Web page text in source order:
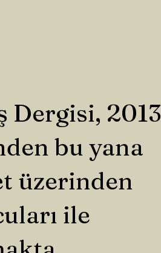
Dergisi, 2013
bu yana
üzerinden
ile